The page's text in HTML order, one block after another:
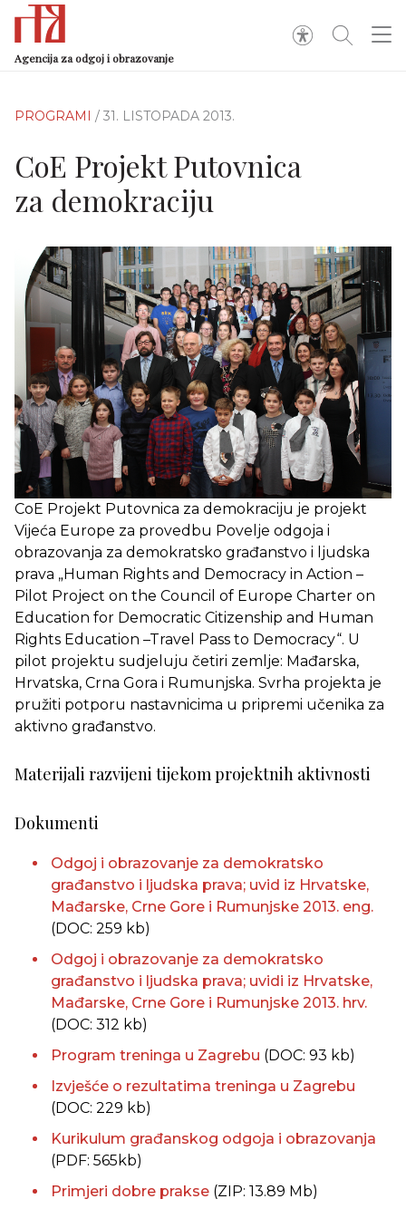
Agencija za odgoj i obrazovanje
PROGRAMI / 31. LISTOPADA 2013.
CoE Projekt Putovnica
za demokraciju
CoE Projekt Putovnica za demokraciju je projekt
Vijeća Europe za provedbu Povelje odgoja i
obrazovanja za demokratsko građanstvo i ljudska
prava „Human Rights and Democracy in Action –
Pilot Project on the Council of Europe Charter on
Education for Democratic Citizenship and Human
Rights Education –Travel Pass to Democracy“. U
pilot projektu sudjeluju četiri zemlje: Mađarska,
Hrvatska, Crna Gora i Rumunjska. Svrha projekta je
pružiti potporu nastavnicima u pripremi učenika za
aktivno građanstvo.
Materijali razvijeni tijekom projektnih aktivnosti
Dokumenti
Odgoj i obrazovanje za demokratsko
građanstvo i ljudska prava; uvid iz Hrvatske,
Mađarske, Crne Gore i Rumunjske 2013. eng.
(DOC: 259 kb)
Odgoj i obrazovanje za demokratsko
građanstvo i ljudska prava; uvidi iz Hrvatske,
Mađarske, Crne Gore i Rumunjske 2013. hrv.
(DOC: 312 kb)
Program treninga u Zagrebu (DOC: 93 kb)
Izvješće o rezultatima treninga u Zagrebu
(DOC: 229 kb)
Kurikulum građanskog odgoja i obrazovanja
(PDF: 565kb)
Primjeri dobre prakse (ZIP: 13.89 Mb)